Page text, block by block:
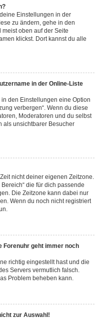
Einstellungen in der
zu ändern, gehe in den
meist oben auf der Seite
klickst. Dort kannst du alle
in der Online-Liste
den Einstellungen eine Option
verbergen“. Wenn du diese
Moderatoren und du selbst
als unsichtbarer Besucher
nicht deiner eigenen Zeitzone.
die für dich passende
Die Zeitzone kann dabei nur
Wenn du noch nicht registriert
Forenuhr geht immer noch
richtig eingestellt hast und die
Servers vermutlich falsch.
Problem beheben kann.
zur Auswahl!